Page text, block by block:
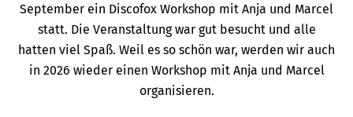
September ein Discofox Workshop mit Anja und Marcel
statt. Die Veranstaltung war gut besucht und alle
hatten viel Spaß. Weil es so schön war, werden wir auch
in 2026 wieder einen Workshop mit Anja und Marcel
organisieren.